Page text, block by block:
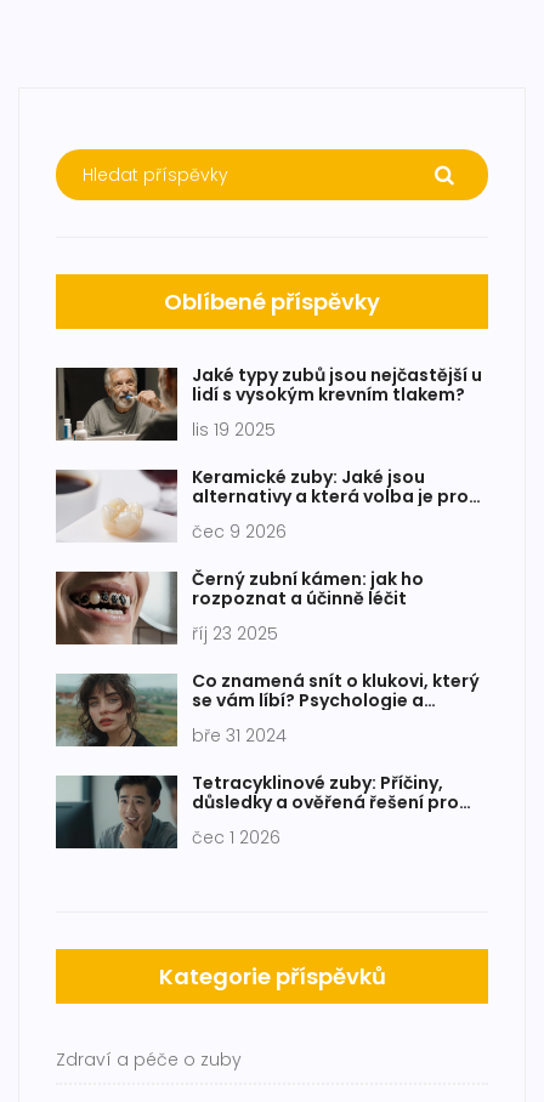
Oblíbené příspěvky
Jaké typy zubů jsou nejčastější u
lidí s vysokým krevním tlakem?
lis 19 2025
Keramické zuby: Jaké jsou
alternativy a která volba je pro
čec 9 2026
Černý zubní kámen: jak ho
rozpoznat a účinně léčit
říj 23 2025
Co znamená snít o klukovi, který
se vám líbí? Psychologie a
bře 31 2024
Tetracyklinové zuby: Příčiny,
důsledky a ověřená řešení pro
čec 1 2026
Kategorie příspěvků
Zdraví a péče o zuby